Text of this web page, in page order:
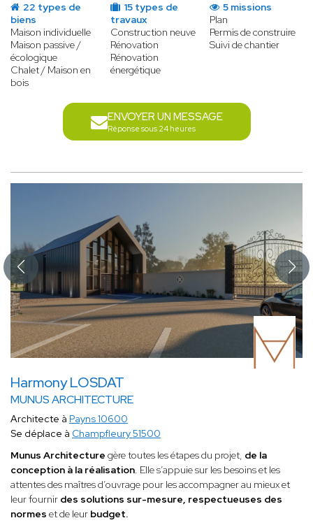
22 types de
biens
Maison individuelle
Maison passive /
écologique
Chalet / Maison en
bois
15 types de
travaux
Construction neuve
Rénovation
Rénovation
énergétique
5 missions
Plan
Permis de construire
Suivi de chantier
ENVOYER UN MESSAGE
Réponse sous 24 heures
Harmony LOSDAT
MUNUS ARCHITECTURE
Architecte à Payns 10600
Se déplace à Champfleury 51500
Munus Architecture gère toutes les étapes du projet, de la
conception à la réalisation. Elle s’appuie sur les besoins et les
attentes des maîtres d’ouvrage pour les accompagner au mieux et
leur fournir des solutions sur-mesure, respectueuses des
normes et de leur budget.